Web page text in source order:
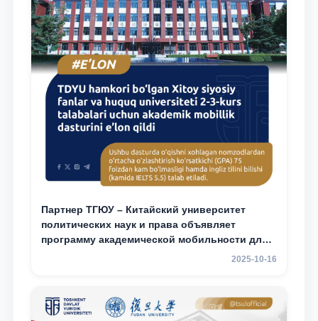
Партнер ТГЮУ – Китайский университет
политических наук и права объявляет
программу академической мобильности для
2025-10-16